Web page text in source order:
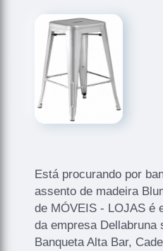
Está procurando por
assento de madeira
de MÓVEIS - LOJAS é
da empresa Dellabruna
Banqueta Alta Bar,